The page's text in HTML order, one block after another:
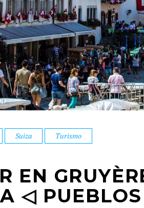
Suiza Turismo
EN
◁